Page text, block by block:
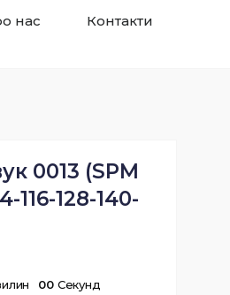
нас Контакти
0013 (SPM
128-140-
00 Секунд